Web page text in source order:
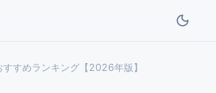
すめランキング【2026年版】